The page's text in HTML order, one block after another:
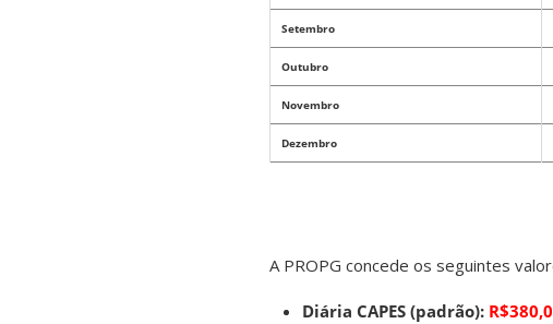
Setembro
Outubro
Novembro
Dezembro
A PROPG concede os seguintes
Diária CAPES (padrão):